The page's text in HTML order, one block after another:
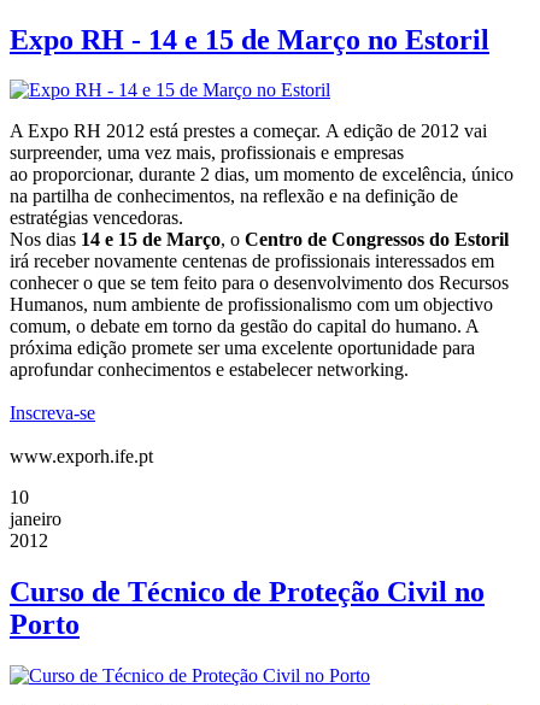
Expo RH - 14 e 15 de Março no Estoril
A Expo RH 2012 está prestes a começar. A edição de 2012 vai
surpreender, uma vez mais, profissionais e empresas
ao proporcionar, durante 2 dias, um momento de excelência, único
na partilha de conhecimentos, na reflexão e na definição de
estratégias vencedoras.
Nos dias 14 e 15 de Março, o Centro de Congressos do Estoril
irá receber novamente centenas de profissionais interessados em
conhecer o que se tem feito para o desenvolvimento dos Recursos
Humanos, num ambiente de profissionalismo com um objectivo
comum, o debate em torno da gestão do capital do humano. A
próxima edição promete ser uma excelente oportunidade para
aprofundar conhecimentos e estabelecer networking.
Inscreva-se
www.exporh.ife.pt
10
janeiro
2012
Curso de Técnico de Proteção Civil no
Porto